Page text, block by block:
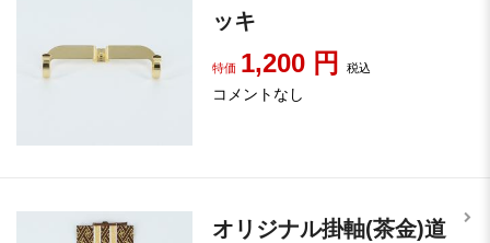
ッキ
特価 1,200 円税込
コメントなし
オリジナル掛軸(茶金)道